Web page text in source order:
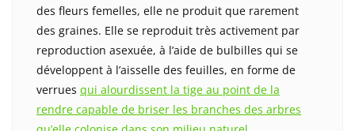
des fleurs femelles, elle ne produit que rarement
des graines. Elle se reproduit très activement par
reproduction asexuée, à l’aide de bulbilles qui se
développent à l’aisselle des feuilles, en forme de
verrues qui alourdissent la tige au point de la
rendre capable de briser les branches des arbres